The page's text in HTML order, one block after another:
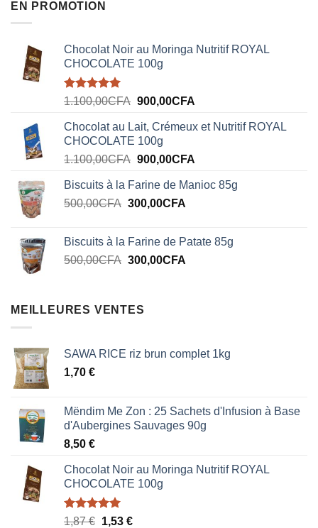
EN PROMOTION
Chocolat Noir au Moringa Nutritif ROYAL
CHOCOLATE 100g
Note5.00
1.100,00CFA Le
initial
était :
1.100,00CFA.
900,00CFALe
actuel
900,00CFA.
Chocolat au Lait, Crémeux et Nutritif ROYAL
CHOCOLATE 100g
1.100,00CFA Le
initial
était :
900,00CFALe
actuel
Biscuits à la Farine de Manioc 85g
500,00CFA Le
était :
500,00CFA.
300,00CFALe
est :
300,00CFA.
Biscuits à la Farine de Patate 85g
500,00CFA Le
était :
300,00CFALe
MEILLEURES VENTES
SAWA RICE riz brun complet 1kg
1,70 €
Mëndim Me Zon : 25 Sachets d'Infusion à Base
d'Aubergines Sauvages 90g
8,50 €
Chocolat Noir au Moringa Nutritif ROYAL
CHOCOLATE 100g
Note5.00
1,87€ Le
1,53 €Le